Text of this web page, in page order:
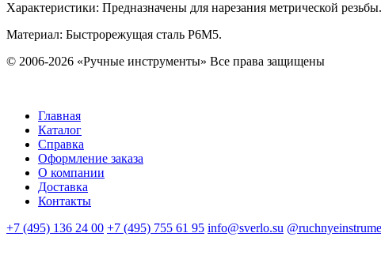
Характеристики: Предназначены для нарезания метрической резьбы.
Материал: Быстрорежущая сталь Р6М5.
© 2006-2026 «Ручные инструменты» Все права защищены
Главная
Каталог
Справка
Оформление заказа
О компании
Доставка
Контакты
+7 (495) 136 24 00 +7 (495) 755 61 95 info@sverlo.su